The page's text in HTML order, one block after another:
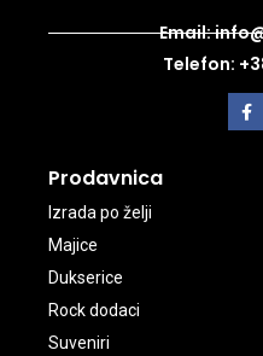
Email:
Telefon:
Prodavnica
Izrada po želji
Majice
Dukserice
Rock dodaci
Suveniri